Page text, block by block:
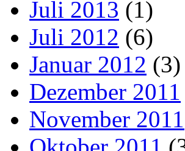
Juli 2013 (1)
Juli 2012 (6)
Januar 2012 (3)
Dezember 2011
November 2011